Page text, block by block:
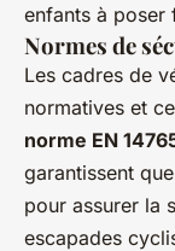
enfants à poser
Normes de
Les cadres de
normatives et
norme EN
garantissent
pour assurer la
escapades